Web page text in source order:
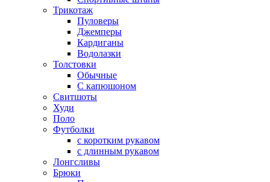
Трикотаж
Пуловеры
Джемперы
Кардиганы
Водолазки
Толстовки
Обычные
С капюшоном
Свитшоты
Худи
Поло
Футболки
с коротким рукавом
с длинным рукавом
Лонгсливы
Брюки